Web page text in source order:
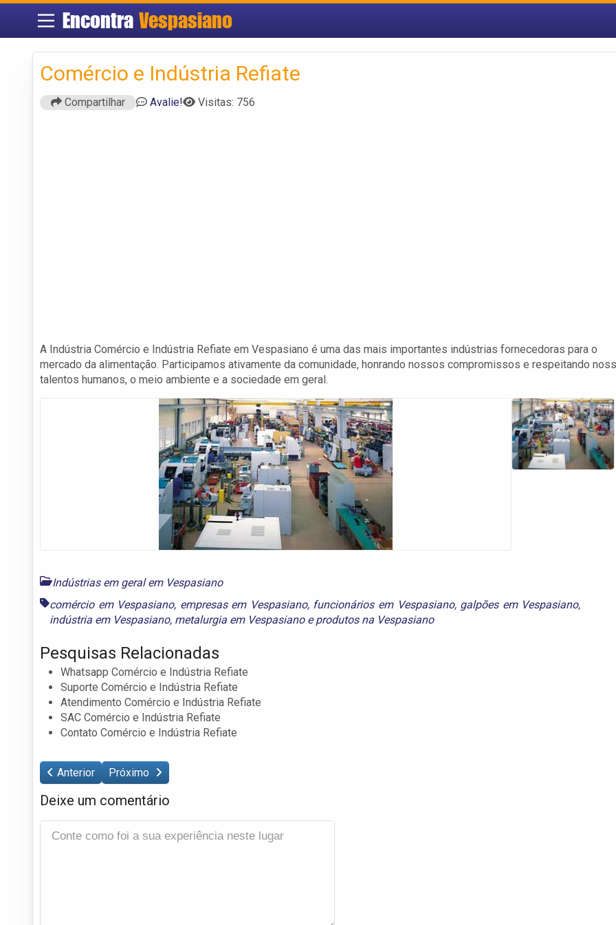
Encontra Vespasiano
Comércio e Indústria Refiate
Compartilhar Avalie! Visitas: 756
A Indústria Comércio e Indústria Refiate em Vespasiano é uma das mais importantes indústrias fornecedoras para o
mercado da alimentação. Participamos ativamente da comunidade, honrando nossos compromissos e respeitando
talentos humanos, o meio ambiente e a sociedade em geral.
Indústrias em geral em Vespasiano
comércio em Vespasiano, empresas em Vespasiano, funcionários em Vespasiano, galpões em Vespasiano,
indústria em Vespasiano, metalurgia em Vespasianoeprodutos na Vespasiano
Pesquisas Relacionadas
Whatsapp Comércio e Indústria Refiate
Suporte Comércio e Indústria Refiate
Atendimento Comércio e Indústria Refiate
SAC Comércio e Indústria Refiate
Contato Comércio e Indústria Refiate
Anterior Próximo
Deixe um comentário